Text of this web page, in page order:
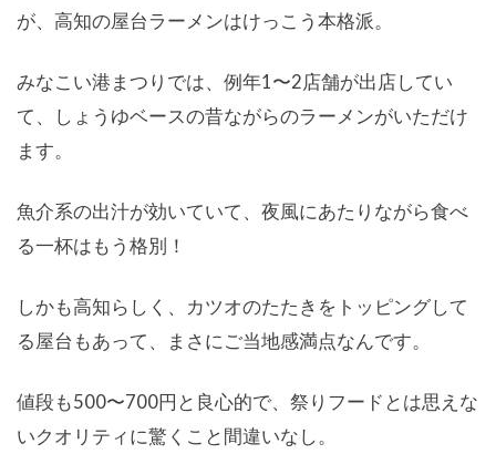
が、高知の屋台ラーメンはけっこう本格派。
みなこい港まつりでは、例年1〜2店舗が出店してい
て、しょうゆベースの昔ながらのラーメンがいただけ
ます。
魚介系の出汁が効いていて、夜風にあたりながら食べ
る一杯はもう格別！
しかも高知らしく、カツオのたたきをトッピングして
る屋台もあって、まさにご当地感満点なんです。
値段も500〜700円と良心的で、祭りフードとは思えな
いクオリティに驚くこと間違いなし。